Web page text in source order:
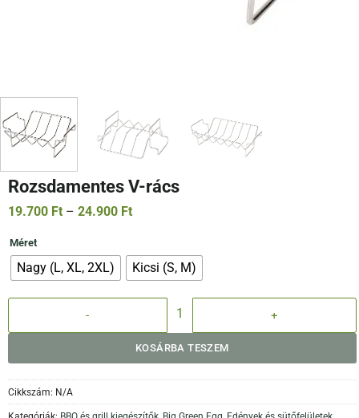
Rozsdamentes V-rács
19.700 Ft – 24.900 FtÁrtartomány:
Méret
Nagy (L, XL, 2XL) Kicsi (S, M)
KOSÁRBA TESZEM
Cikkszám: N/A